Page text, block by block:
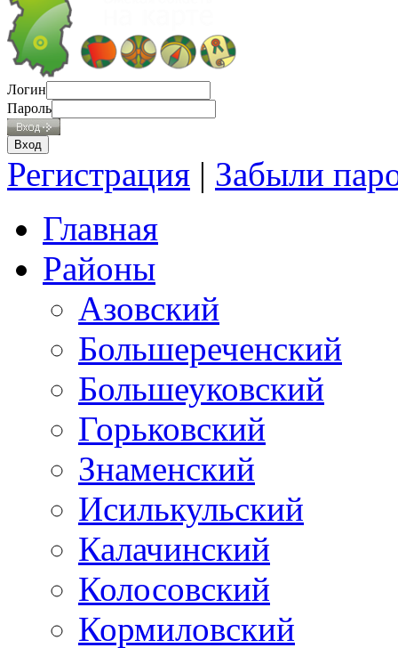
Логин
Пароль
Регистрация | Забыли
Главная
Районы
Азовский
Большереченский
Большеуковский
Горьковский
Знаменский
Исилькульский
Калачинский
Колосовский
Кормиловский